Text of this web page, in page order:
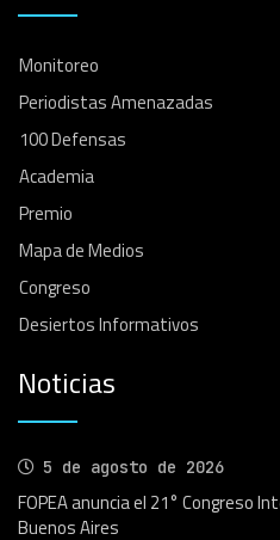
Monitoreo
Periodistas Amenazadas
100 Defensas
Academia
Premio
Mapa de Medios
Congreso
Desiertos Informativos
Noticias
5 de agosto de 2026
FOPEA anuncia el 21° Congreso
Buenos Aires